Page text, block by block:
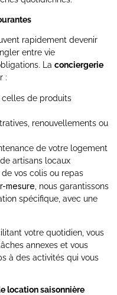
rapidement devenir
entre vie
La conciergerie
:
celles de produits
renouvellements ou
de votre logement
artisans locaux
vos colis ou repas
mesure , nous garantissons
spécifique, avec une
votre quotidien, vous
annexes et vous
à des activités qui vous
location saisonnière